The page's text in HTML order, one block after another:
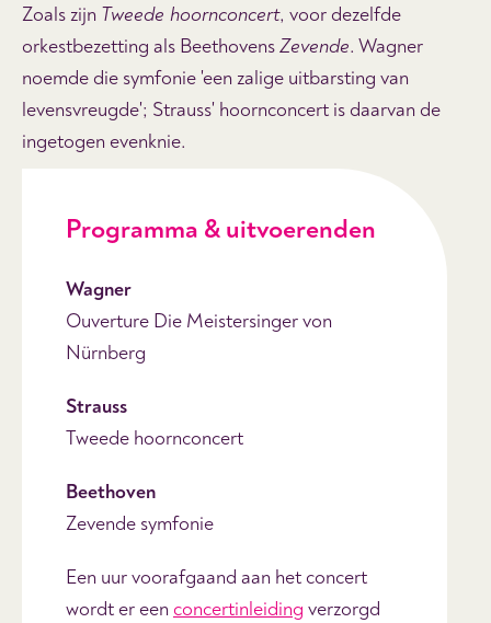
Zoals zijn Tweede hoornconcert, voor dezelfde
orkestbezetting als BeethovensZevende. Wagner
noemde die symfonie 'een zalige uitbarsting van
levensvreugde'; Strauss' hoornconcert is daarvan de
ingetogen evenknie.
Programma & uitvoerenden
Wagner
Ouverture Die Meistersinger von
Nürnberg
Strauss
Tweede hoornconcert
Beethoven
Zevende symfonie
Een uur voorafgaand aan het concert
wordt er een concertinleiding verzorgd